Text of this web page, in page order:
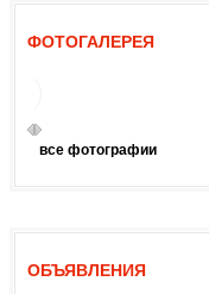
ФОТОГАЛЕРЕЯ
все фотографии
ОБЪЯВЛЕНИЯ